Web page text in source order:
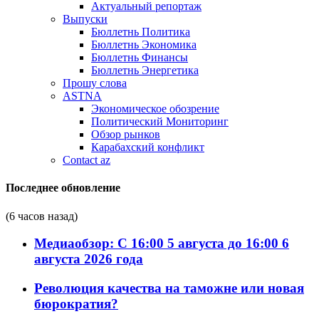
Актуальный репортаж
Выпуски
Бюллетнь Политика
Бюллетнь Экономика
Бюллетнь Финансы
Бюллетнь Энергетика
Прошу слова
ASTNA
Экономическое обозрение
Политический Мониторинг
Обзор рынков
Карабахский конфликт
Contact az
Последнее обновление
(6 часов назад)
Медиаобзор: С 16:00 5 августа до 16:00 6
августа 2026 года
Революция качества на таможне или новая
бюрократия?